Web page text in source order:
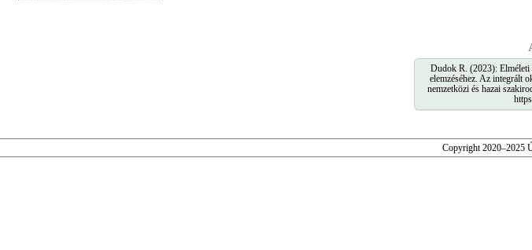
Dudok R. (2023): Elméleti
elemzéséhez. Az integrált
nemzetközi és hazai
Copyright 2020–2025